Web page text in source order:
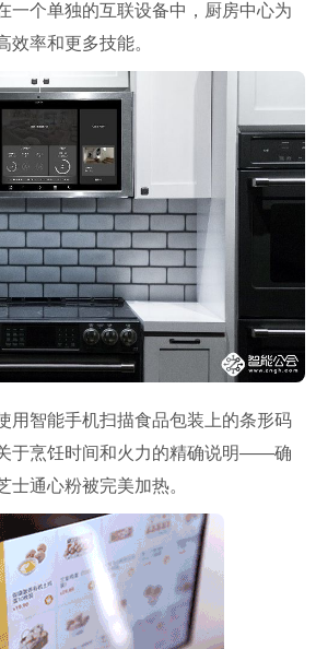
一个单独的互联设备中，厨房中心为
效率和更多技能。
用智能手机扫描食品包装上的条形码
于烹饪时间和火力的精确说明——确
士通心粉被完美加热。